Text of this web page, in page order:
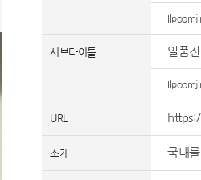
서브타이틀 일품
URL
소개 국내